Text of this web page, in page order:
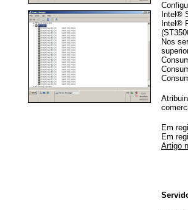
Intel®
Intel®
Nos
Em
Em
Artigo